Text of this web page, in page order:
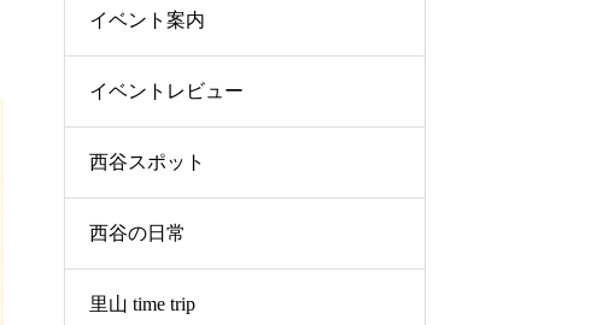
イベント案内
イベントレビュー
西谷スポット
西谷の日常
里山 time trip